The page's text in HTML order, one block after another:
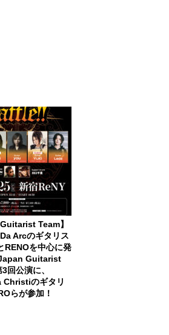
Team】
Arcのギタリス
RENOを中心に発
Guitarist
回公演に、
Christiのギタリ
らが参加！